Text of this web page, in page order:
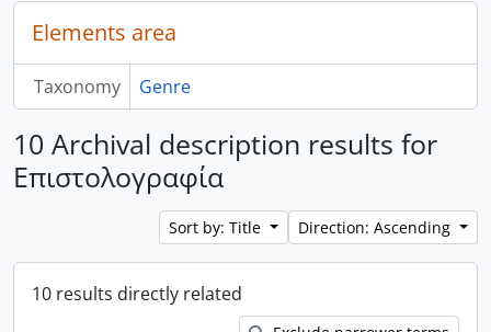
Elements area
Taxonomy Genre
10 Archival description results for
Επιστολογραφία
Sort by: Title Direction: Ascending
10 results directly related